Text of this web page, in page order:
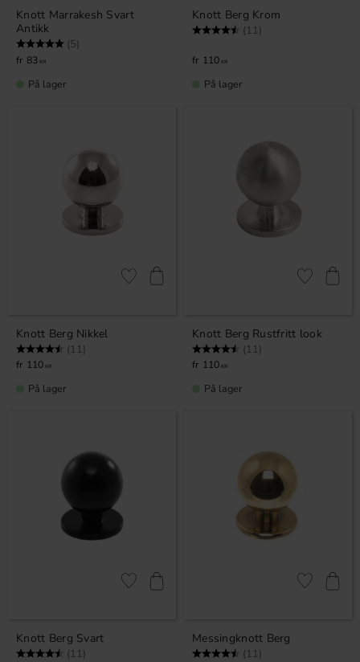
Knott Marrakesh Svart
Antikk
Karakter: (5)
83 KR
På lager
Knott Berg Krom
Karakter: (11)
110 KR
På lager
Knott Berg Nikkel
Karakter: (11)
110 KR
Lagre som favoritt
På lager
Knott Berg Rustfritt look
Karakter: (11)
110 KR
Lagre som
På lager
Knott Berg Svart
Karakter: (11)
Lagre som favoritt
Messingknott Berg
Karakter: (11)
Lagre som